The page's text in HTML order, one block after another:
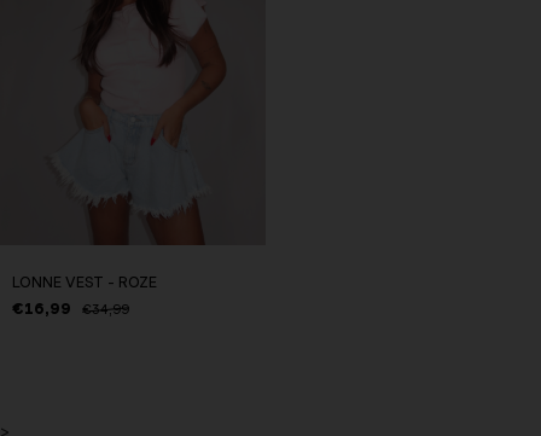
LONNE VEST - ROZE
€16,99
€34,99